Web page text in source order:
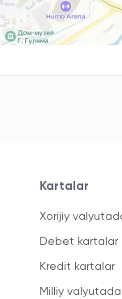
Kartalar
Xorijiy
Debet kartalar
Kredit kartalar
Milliy